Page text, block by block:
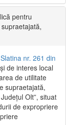
pentru
nr. 261 din
de interes local
de utilitate
supraetajată,
Olt”, situat
de expropriere